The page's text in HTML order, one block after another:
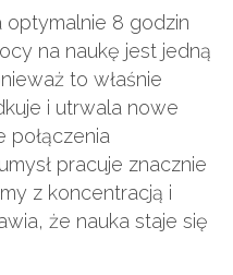
optymalnie 8 godzin
na naukę jest jedną
to właśnie
i utrwala nowe
połączenia
pracuje znacznie
z koncentracją i
że nauka staje się